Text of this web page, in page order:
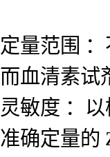
【产品规格
【保 存】
呕吐霉素